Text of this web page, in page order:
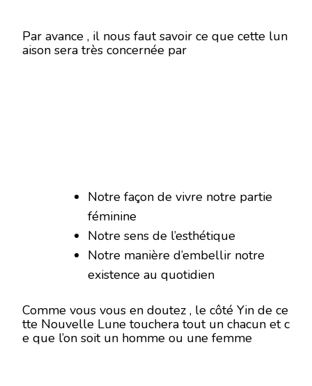
Par avance , il nous faut savoir ce que cette lun
aison sera très concernée par
Notre façon de vivre notre partie
féminine
Notre sens de l’esthétique
Notre manière d’embellir notre
existence au quotidien
Comme vous vous en doutez , le côté Yin de ce
tte Nouvelle Lune touchera tout un chacun et c
e que l’on soit un homme ou une femme